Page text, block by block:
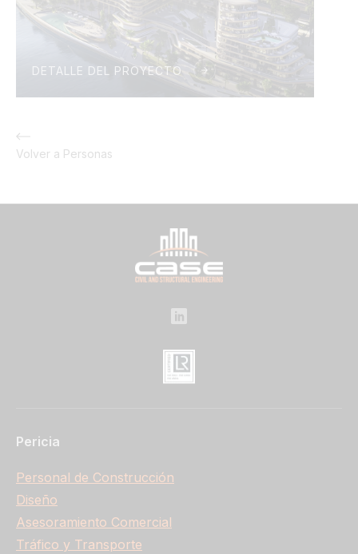
DETALLE DEL PROYECTO
Volver a Personas
Pericia
Personal de Construcción
Diseño
Asesoramiento Comercial
Tráfico y Transporte